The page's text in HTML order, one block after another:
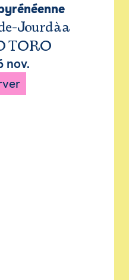
Jourdàa
TORO
nov.